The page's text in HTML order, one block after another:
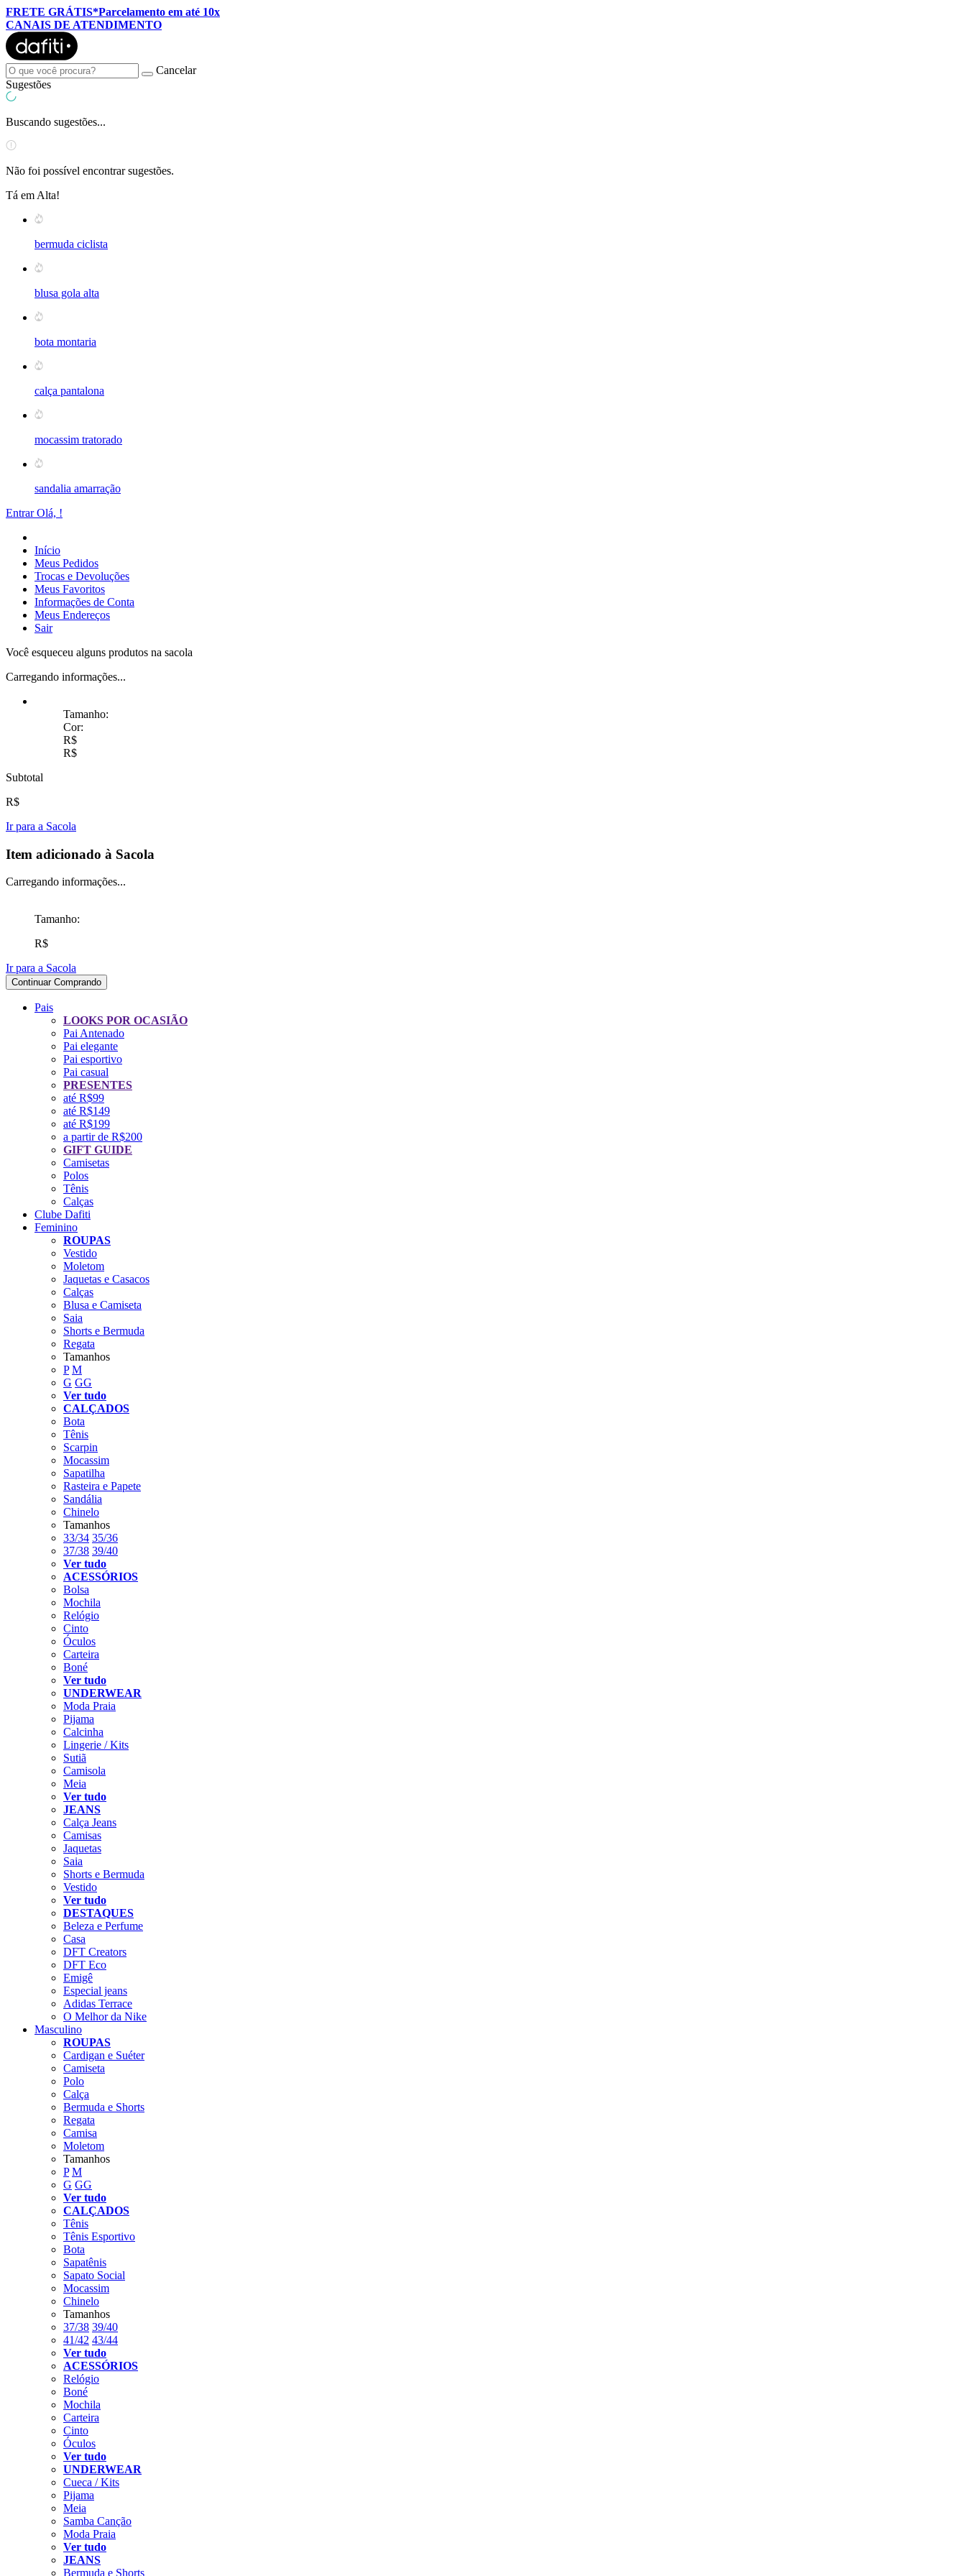
FRETE GRÁTIS*Parcelamento em até 10x
CANAIS DE ATENDIMENTO
Cancelar
Sugestões
Buscando sugestões...
Não foi possível encontrar sugestões.
Tá em Alta!
bermuda ciclista
blusa gola alta
bota montaria
calça pantalona
mocassim tratorado
sandalia amarração
EntrarOlá, !
Início
Meus Pedidos
Trocas e Devoluções
Meus Favoritos
Informações de Conta
Meus Endereços
Sair
Você esqueceu alguns produtos na sacola
Carregando informações...
Tamanho:
Cor:
R$
R$
Subtotal
R$
Ir para a Sacola
Item adicionado à Sacola
Carregando informações...
Tamanho:
R$
Ir para a Sacola
Continuar Comprando
Pais
LOOKS POR OCASIÃO
Pai Antenado
Pai elegante
Pai esportivo
Pai casual
PRESENTES
até R$99
até R$149
até R$199
a partir de R$200
GIFT GUIDE
Camisetas
Polos
Tênis
Calças
Clube Dafiti
Feminino
ROUPAS
Vestido
Moletom
Jaquetas e Casacos
Calças
Blusa e Camiseta
Saia
Shorts e Bermuda
Regata
Tamanhos
P M
G GG
Ver tudo
CALÇADOS
Bota
Tênis
Scarpin
Mocassim
Sapatilha
Rasteira e Papete
Sandália
Chinelo
Tamanhos
33/34 35/36
37/38 39/40
Ver tudo
ACESSÓRIOS
Bolsa
Mochila
Relógio
Cinto
Óculos
Carteira
Boné
Ver tudo
UNDERWEAR
Moda Praia
Pijama
Calcinha
Lingerie / Kits
Sutiã
Camisola
Meia
Ver tudo
JEANS
Calça Jeans
Camisas
Jaquetas
Saia
Shorts e Bermuda
Vestido
Ver tudo
DESTAQUES
Beleza e Perfume
Casa
DFT Creators
DFT Eco
Emigê
Especial jeans
Adidas Terrace
O Melhor da Nike
Masculino
ROUPAS
Cardigan e Suéter
Camiseta
Polo
Calça
Bermuda e Shorts
Regata
Camisa
Moletom
Tamanhos
P M
G GG
Ver tudo
CALÇADOS
Tênis
Tênis Esportivo
Bota
Sapatênis
Sapato Social
Mocassim
Chinelo
Tamanhos
37/38 39/40
41/42 43/44
Ver tudo
ACESSÓRIOS
Relógio
Boné
Mochila
Carteira
Cinto
Óculos
Ver tudo
UNDERWEAR
Cueca / Kits
Pijama
Meia
Samba Canção
Moda Praia
Ver tudo
JEANS
Bermuda e Shorts